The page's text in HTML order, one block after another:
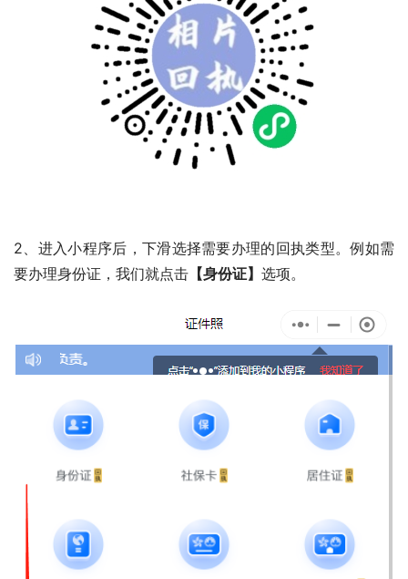
2、进入小程序后，下滑选择需要办理的回执类型。例如需
要办理身份证，我们就点击 【身份证】 选项。